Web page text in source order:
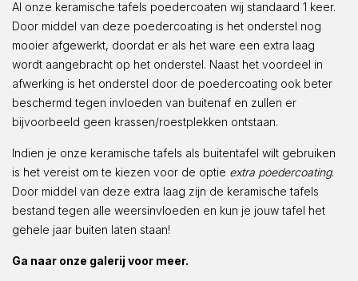
Al onze keramische tafels poedercoaten wij standaard 1 keer.
Door middel van deze poedercoating is het onderstel nog
mooier afgewerkt, doordat er als het ware een extra laag
wordt aangebracht op het onderstel. Naast het voordeel in
afwerking is het onderstel door de poedercoating ook beter
beschermd tegen invloeden van buitenaf en zullen er
bijvoorbeeld geen krassen/roestplekken ontstaan.
Indien je onze keramische tafels als buitentafel wilt gebruiken
is het vereist om te kiezen voor de optie extra poedercoating.
Door middel van deze extra laag zijn de keramische tafels
bestand tegen alle weersinvloeden en kun je jouw tafel het
gehele jaar buiten laten staan!
Ga naar onze galerij voor meer.